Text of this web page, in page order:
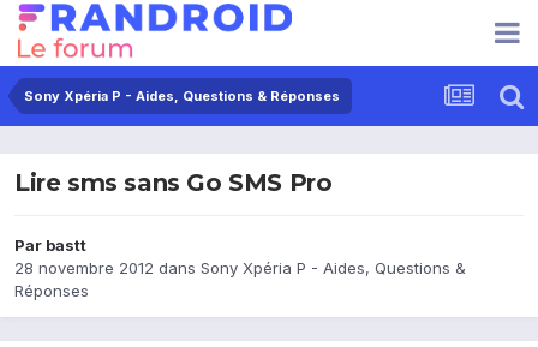
Sony Xpéria P - Aides, Questions & Réponses
Lire sms sans Go SMS Pro
Par bastt
28 novembre 2012 dans Sony Xpéria P - Aides, Questions &
Réponses